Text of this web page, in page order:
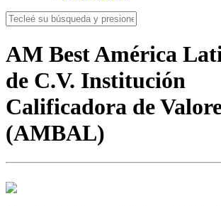
AM Best América
de C.V. Institución
Calificadora de
(AMBAL)